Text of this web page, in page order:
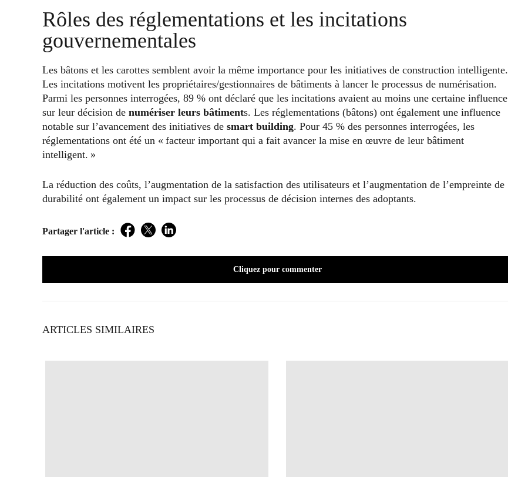
Rôles des réglementations et les incitations
gouvernementales
Les bâtons et les carottes semblent avoir la même importance pour les initiatives de construction intelligente.
Les incitations motivent les propriétaires/gestionnaires de bâtiments à lancer le processus de numérisation.
Parmi les personnes interrogées, 89 % ont déclaré que les incitations avaient au moins une certaine influence
sur leur décision de numériser leurs bâtiments. Les réglementations (bâtons) ont également une influence
notable sur l’avancement des initiatives de smart building. Pour 45 % des personnes interrogées, les
réglementations ont été un « facteur important qui a fait avancer la mise en œuvre de leur bâtiment
intelligent. »
La réduction des coûts, l’augmentation de la satisfaction des utilisateurs et l’augmentation de l’empreinte de
durabilité ont également un impact sur les processus de décision internes des adoptants.
Partager l'article : Facebook
TwitterLinkedIn
Cliquez pour commenter
ARTICLES SIMILAIRES